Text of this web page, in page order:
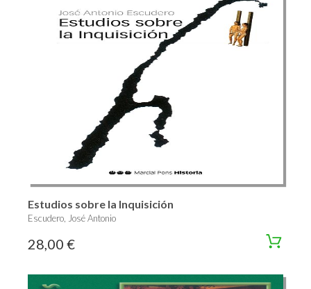
Estudios sobre la Inquisición
Escudero, José Antonio
28,00 €